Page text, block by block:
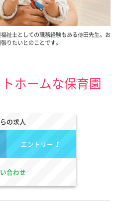
祉士としての職務経験もある傅田先生。お
りたいとのことです。
ホームな保育園
の求人
エントリー
合わせ